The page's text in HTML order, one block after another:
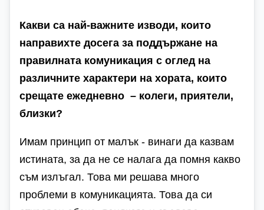
Какви са най-важните изводи, които
направихте досега за поддържане на
правилната комуникация с оглед на
различните характери на хората, които
срещате ежедневно – колеги, приятели,
близки?
Имам принцип от малък - винаги да казвам
истината, за да не се налага да помня какво
съм излъгал. Това ми решава много
проблеми в комуникацията. Това да си